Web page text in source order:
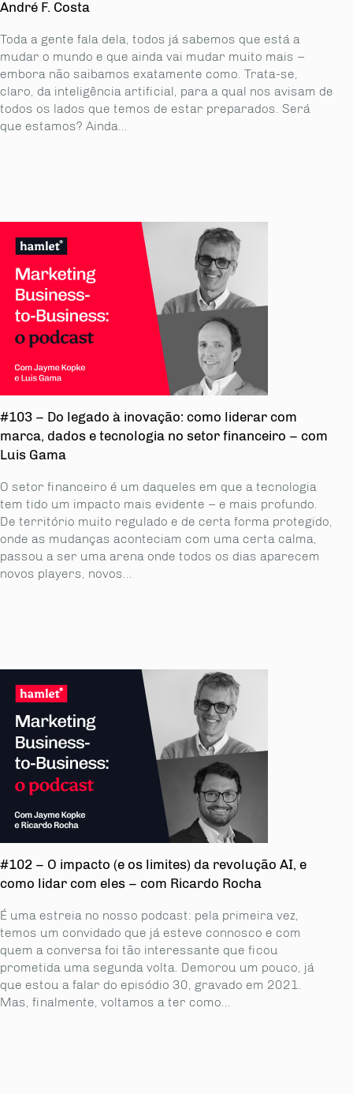
André F. Costa
Toda a gente fala dela, todos já sabemos que está a
mudar o mundo e que ainda vai mu­dar muito mais –
embora não saibamos exatamente como. Trata-se,
claro, da inteligên­cia artificial, para a qual nos avisam de
todos os lados que temos de estar preparados. Será
que estamos? Ainda...
#103 – Do legado à inovação: como liderar com
marca, dados e tecnologia no setor financeiro – com
Luis Gama
O setor financeiro é um daqueles em que a tecnologia
tem tido um impacto mais evidente – e mais profundo.
De território muito regulado e de certa forma protegido,
onde as mudanças aconteciam com uma certa calma,
passou a ser uma arena onde todos os dias aparecem
novos players, novos...
#102 – O impacto (e os limites) da revolução AI, e
como lidar com eles – com Ricardo Rocha
É uma estreia no nosso podcast: pela primeira vez,
temos um convidado que já esteve con­nosco e com
quem a conversa foi tão interessante que ficou
prometida uma segunda volta. Demorou um pouco, já
que estou a falar do episódio 30, gravado em 2021.
Mas, finalmente, voltamos a ter como...